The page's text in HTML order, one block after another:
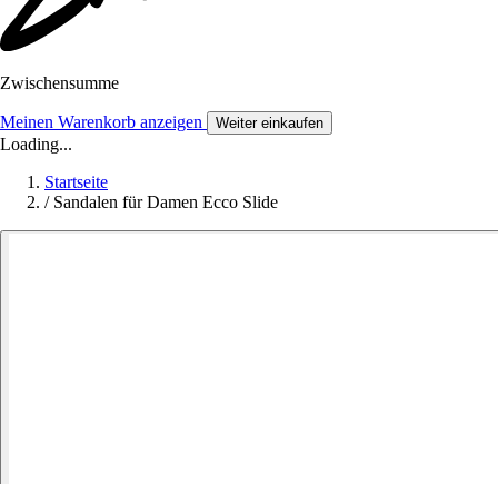
Zwischensumme
Meinen Warenkorb anzeigen Weiter einkaufen
Loading...
Startseite
/ Sandalen für Damen Ecco Slide